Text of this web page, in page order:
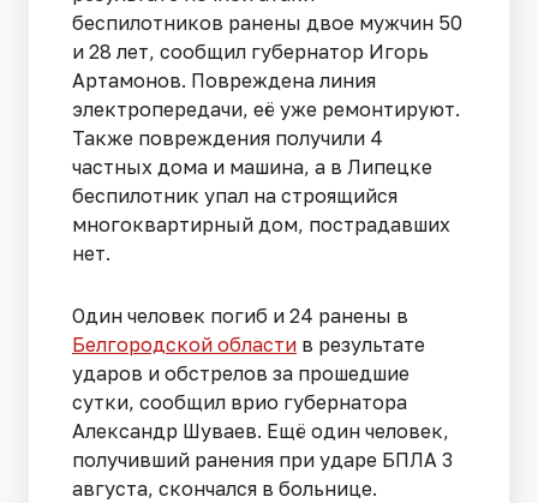
беспилотников ранены двое мужчин 50
и 28 лет, сообщил губернатор Игорь
Артамонов. Повреждена линия
электропередачи, её уже ремонтируют.
Также повреждения получили 4
частных дома и машина, а в Липецке
беспилотник упал на строящийся
многоквартирный дом, пострадавших
нет.
Один человек погиб и 24 ранены в
Белгородской области в результате
ударов и обстрелов за прошедшие
сутки, сообщил врио губернатора
Александр Шуваев. Ещё один человек,
получивший ранения при ударе БПЛА 3
августа, скончался в больнице.